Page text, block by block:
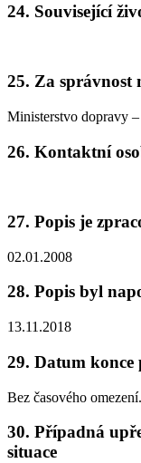
24. Související
25. Za
Ministerstvo dopravy
26. Kontaktní
27. Popis je
02.01.2008
28. Popis byl
13.11.2018
29. Datum konce
Bez časového omezení.
30. Případná
situace